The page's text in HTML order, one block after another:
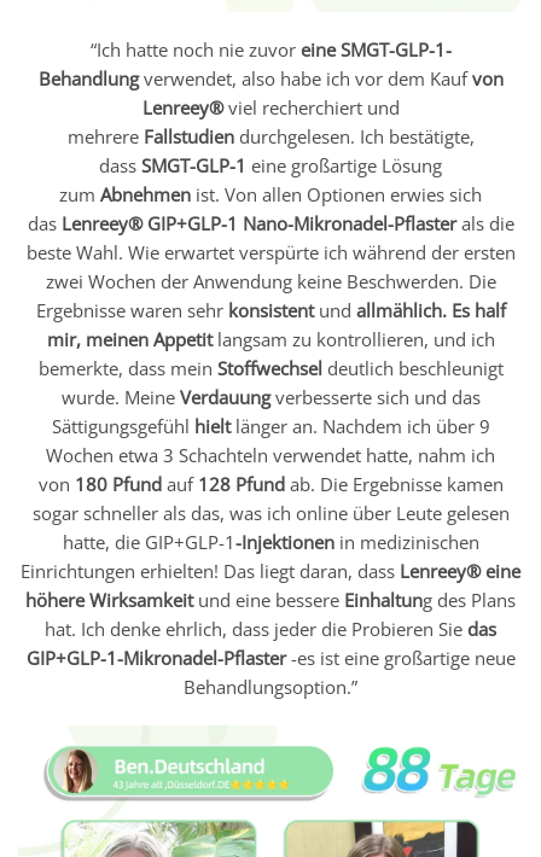
“Ich hatte noch nie zuvor eine SMGT-GLP-1-
Behandlungverwendet, also habe ich vor dem Kaufvon
Lenreey®viel recherchiert und
mehrere Fallstudiendurchgelesen. Ich bestätigte,
dass SMGT-GLP-1 eine großartige Lösung
zum Abnehmen ist. Von allen Optionen erwies sich
das Lenreey® GIP+GLP-1 Nano-Mikronadel-Pflasterals die
beste Wahl. Wie erwartet verspürte ich während der ersten
zwei Wochen der Anwendung keine Beschwerden. Die
Ergebnisse waren sehr konsistentund allmählich. Es half
mir, meinen Appetitlangsam zu kontrollieren, und ich
bemerkte, dass mein Stoffwechsel deutlich beschleunigt
wurde. Meine Verdauungverbesserte sich und das
Sättigungsgefühl hielt länger an. Nachdem ich über 9
Wochen etwa 3 Schachteln verwendet hatte, nahm ich
von 180 Pfund auf 128 Pfundab. Die Ergebnisse kamen
sogar schneller als das, was ich online über Leute gelesen
hatte, die GIP+GLP-1-Injektionen in medizinischen
Einrichtungen erhielten! Das liegt daran, dass Lenreey® eine
höhere Wirksamkeitund eine bessere Einhaltung des Plans
hat. Ich denke ehrlich, dass jeder die Probieren Sie das
GIP+GLP-1-Mikronadel-Pflaster-es ist eine großartige neue
Behandlungsoption.”